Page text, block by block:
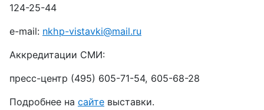
124-25-44
e-mail: nkhp-vistavki@mail.ru
Аккредитации СМИ:
пресс-центр (495) 605-71-54, 605-68-28
Подробнее на сайте выставки.